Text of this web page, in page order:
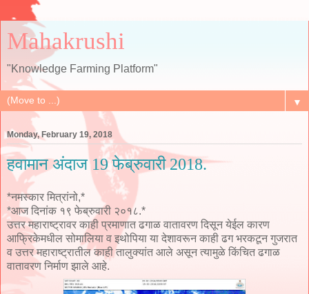
Mahakrushi
"Knowledge Farming Platform"
▼
Monday, February 19, 2018
हवामान अंदाज 19 फेब्रुवारी 2018.
*नमस्कार मित्रांनो,*
*आज दिनांक १९ फेब्रुवारी २०१८.*
उत्तर महाराष्ट्रावर काही प्रमाणात ढगाळ वातावरण दिसून येईल कारण
आफ्रिकेमधील सोमालिया व इथोपिया या देशावरून काही ढग भरकटून गुजरात
व उत्तर महाराष्ट्रातील काही तालुक्यांत आले असून त्यामुळे किंचित ढगाळ
वातावरण निर्माण झाले आहे.